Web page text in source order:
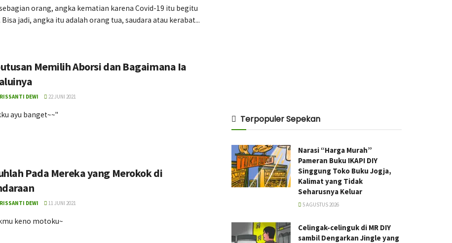
orang, angka kematian karena Covid-19 itu begitu
Bisa jadi, angka itu adalah orang tua, saudara atau kerabat...
Memilih Aborsi dan Bagaimana Ia
DEWI 22 JUNI 2021
ayu banget~~"
Pada Mereka yang Merokok di
DEWI 11 JUNI 2021
keno motoku~
Terpopuler Sepekan
Narasi “Harga Murah”
Pameran Buku IKAPI DIY
Singgung Toko Buku Jogja,
Kalimat yang Tidak
Seharusnya Keluar
5 AGUSTUS 2026
Celingak-celinguk di MR DIY
sambil Dengarkan Jingle yang